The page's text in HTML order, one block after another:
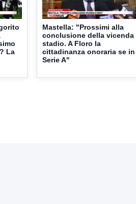
La
Mastella: "Prossimi alla
conclusione della vicenda
stadio. A Floro la
cittadinanza onoraria se in
Serie A"